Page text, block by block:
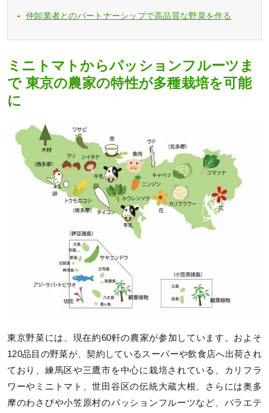
仲卸業者とのパートナーシップで高品質な野菜を作る
ミニトマトからパッションフルーツま
で 東京の農家の特性が多種栽培を可能
に
東京野菜には、現在約60軒の農家が参加しています。およそ
120品目の野菜が、契約しているスーパーや飲食店へ出荷され
ており、練馬区や三鷹市を中心に栽培されている、カリフラ
ワーやミニトマト、世田谷区の伝統大蔵大根、さらには奥多
摩のわさびや小笠原村のパッションフルーツなど、バラエテ